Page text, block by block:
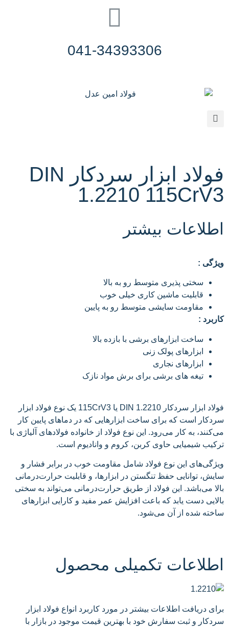
041-34393306
فولاد ابزار سردکار DIN
1.2210 115CrV3
اطلاعات بیشتر
ویژگی :
سختی پذیری متوسط رو به بالا
قابلیت ماشین کاری خیلی خوب
مقاومت سایشی متوسط رو به پایین
کاربرد :
ساخت ابزارهای برشی با بازده بالا
ابزارهای پولک زنی
ابزارهای نجاری
تیغه های برشی برای برش مواد نازک
فولاد ابزار سردکار DIN 1.2210 یا 115CrV3 یک نوع فولاد ابزار
سردکار است که برای ساخت ابزارهایی که در دماهای پایین کار
می‌کنند، به کار می‌رود. این نوع فولاد از خانواده فولاد‌های آلیاژی با
ترکیب شیمیایی حاوی کربن، کروم و وانادیوم است.
ویژگی‌های این نوع فولاد شامل مقاومت خوب در برابر فشار و
سایش، توانایی حفظ تنگستن در ابزارها، و قابلیت حرارت‌درمانی
بالا می‌باشد. این فولاد از طریق حرارت‌درمانی می‌تواند به سختی
بالایی دست یابد که باعث افزایش عمر مفید و کارایی ابزارهای
ساخته شده از آن می‌شود.
اطلاعات تکمیلی محصول
برای دریافت اطلاعات بیشتر در مورد کاربرد انواع فولاد ابزار
سردکار و ثبت سفارش خود با بهترین قیمت موجود در بازار با